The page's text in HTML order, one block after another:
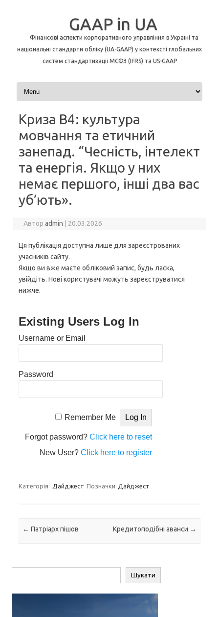
GAAP in UA
Фінансові аспекти корпоративного управління в Україні та
національні стандарти обліку (UA-GAAP) у контексті глобальних
систем стандартизації МСФЗ (IFRS) та US-GAAP
Перейти до контенту
Криза В4: культура
мовчання та етичний
занепад. “Чесність, інтелект
та енергія. Якщо у них
немає першого, інші два вас
уб’ють».
Авторadmin 20.03.2026
Ця публікація доступна лише для зареєстрованих
учасників сайту.
Якщо ви вже маєте обліковий запис, будь ласка,
увійдіть. Нові користувачі можуть зареєструватися
нижче.
Existing Users Log In
Username or Email
Password
Remember Me
Forgot password?Click here to reset
New User?Click here to register
Категорія: Дайджест Позначки: Дайджест
Навігація по запису
← Патріарх пішов Кредитоподібні аванси →
Шукати